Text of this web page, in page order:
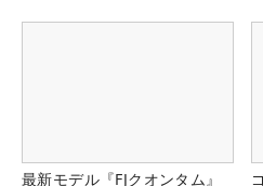
最新モデル『FJクオンタム』